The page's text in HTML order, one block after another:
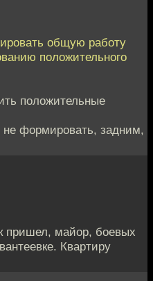
общую работу
положительного
положительные
формировать, задним,
пришел, майор, боевых
Квартиру